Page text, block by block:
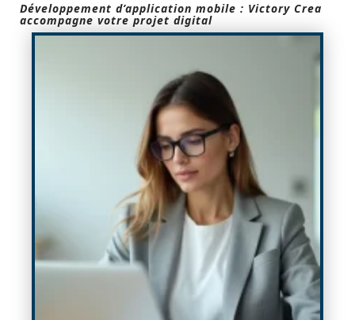
Développement d’application mobile : Victory Crea
accompagne votre projet digital